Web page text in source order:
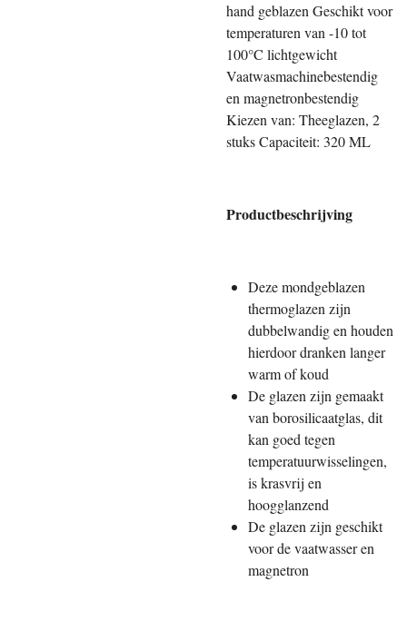
hand geblazen Geschikt voor
temperaturen van -10 tot
100°C lichtgewicht
Vaatwasmachinebestendig
en magnetronbestendig
Kiezen van: Theeglazen, 2
stuks Capaciteit: 320 ML
Productbeschrijving
Deze mondgeblazen
thermoglazen zijn
dubbelwandig en houden
hierdoor dranken langer
warm of koud
De glazen zijn gemaakt
van borosilicaatglas, dit
kan goed tegen
temperatuurwisselingen,
is krasvrij en
hoogglanzend
De glazen zijn geschikt
voor de vaatwasser en
magnetron